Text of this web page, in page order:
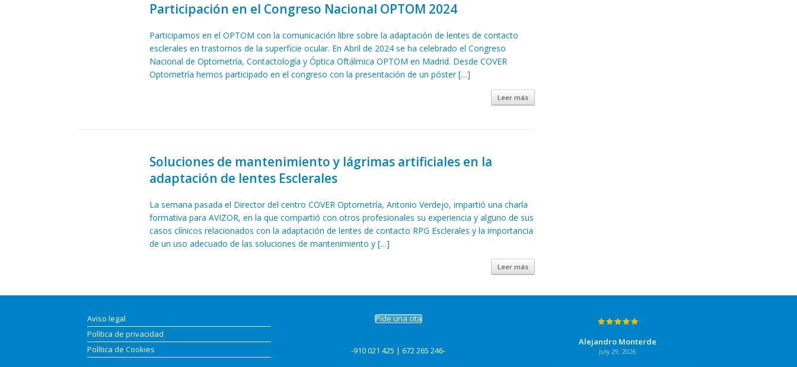
Participación en el Congreso Nacional OPTOM 2024
Participamos en el OPTOM con la comunicación libre sobre la adaptación de lentes de contacto
esclerales en trastornos de la superficie ocular. En Abril de 2024 se ha celebrado el Congreso
Nacional de Optometría, Contactología y Óptica Oftálmica OPTOM en Madrid. Desde COVER
Optometría hemos participado en el congreso con la presentación de un póster […]
Leer más
Soluciones de mantenimiento y lágrimas artificiales en la
adaptación de lentes Esclerales
La semana pasada el Director del centro COVER Optometría, Antonio Verdejo, impartió una charla
formativa para AVIZOR, en la que compartió con otros profesionales su experiencia y alguno de sus
casos clínicos relacionados con la adaptación de lentes de contacto RPG Esclerales y la importancia
de un uso adecuado de las soluciones de mantenimiento y […]
Leer más
Aviso legal
Política de privacidad
Política de Cookies
Pide una cita
-910 021 425 | 672 265 246-
Alejandro Monterde
July 29, 2026